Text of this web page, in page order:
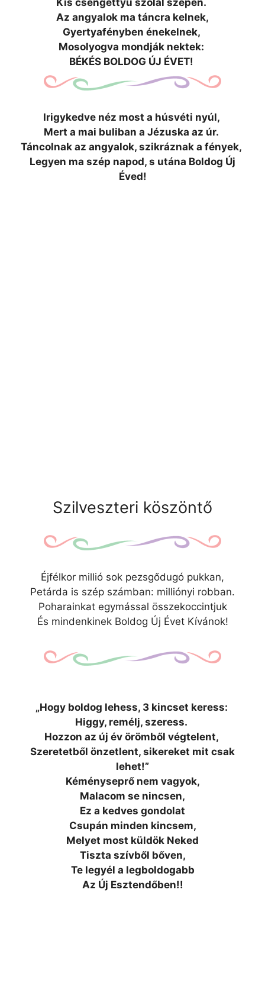
Az angyalok ma táncra kelnek,
Gyertyafényben énekelnek,
Mosolyogva mondják nektek:
BÉKÉS BOLDOG ÚJ ÉVET!
Irigykedve néz most a húsvéti nyúl,
Mert a mai buliban a Jézuska az úr.
Táncolnak az angyalok, szikráznak a fények,
Legyen ma szép napod, s utána Boldog Új
Éved!
Szilveszteri köszöntő
Éjfélkor millió sok pezsgődugó pukkan,
Petárda is szép számban: milliónyi robban.
Poharainkat egymással összekoccintjuk
És mindenkinek Boldog Új Évet Kívánok!
„Hogy boldog lehess, 3 kincset keress:
Higgy, remélj, szeress.
Hozzon az új év örömből végtelent,
Szeretetből önzetlent, sikereket mit csak
lehet!”
Kéményseprő nem vagyok,
Malacom se nincsen,
Ez a kedves gondolat
Csupán minden kincsem,
Melyet most küldök Neked
Tiszta szívből bőven,
Te legyél a legboldogabb
Az Új Esztendőben!!